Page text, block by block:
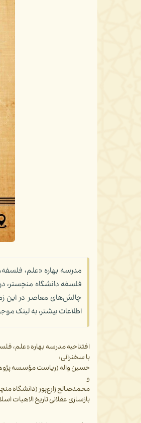
مدرسه بهاره «علم،
چالش‌های معاصر در این
اطلاعات بیشتر، به لینک
افتتاحیه مدرسه بهاره «علم،
با سخنرانی:
حسین واله (ریاست مؤسسه
و
محمدصالح زارع‌پور (دانشگاه
بازسازی عقلانی تاریخ الاهیات